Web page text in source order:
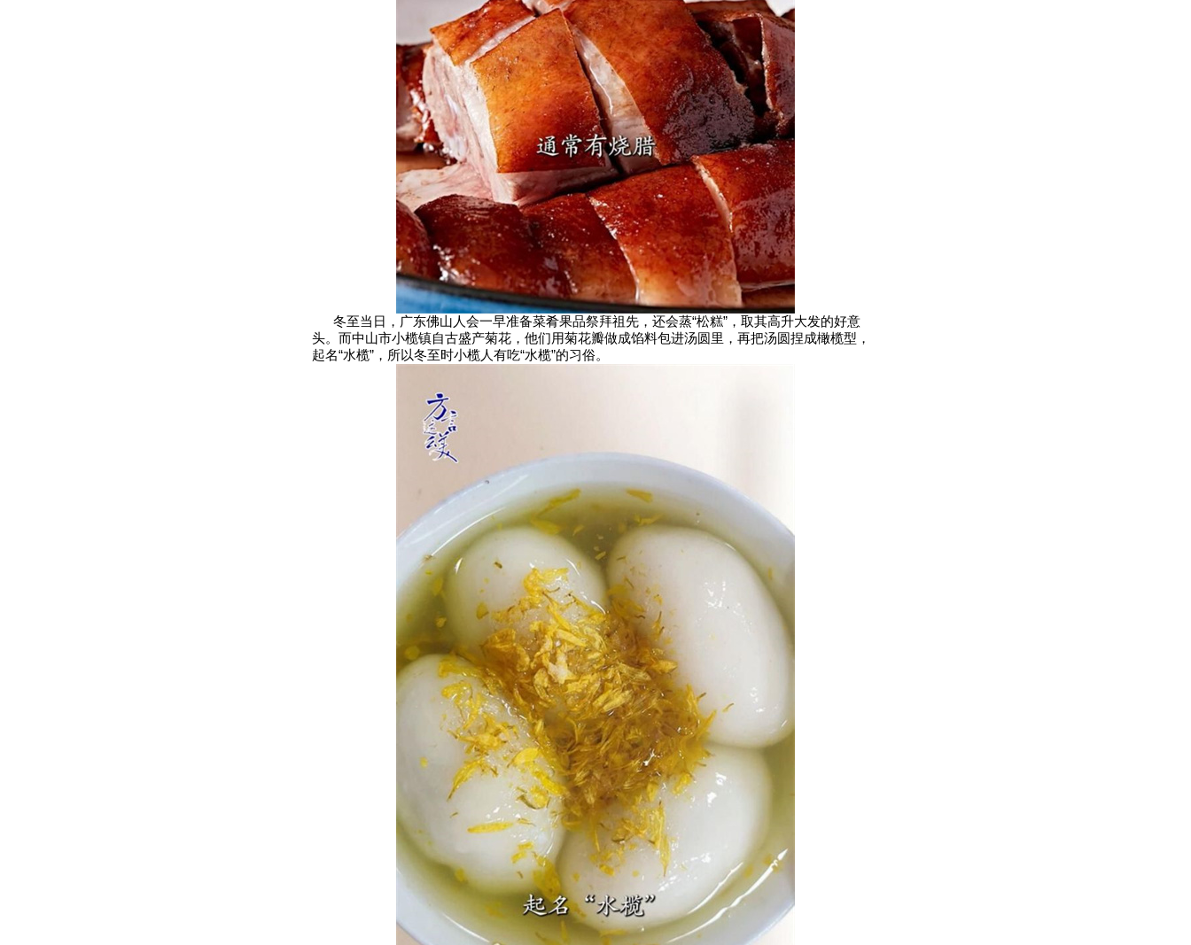
冬至当日，广东佛山人会一早准备菜肴果品祭拜祖先，还会蒸“松糕”，取其高升大发的好意
头。而中山市小榄镇自古盛产菊花，他们用菊花瓣做成馅料包进汤圆里，再把汤圆捏成橄榄型，
起名“水榄”，所以冬至时小榄人有吃“水榄”的习俗。